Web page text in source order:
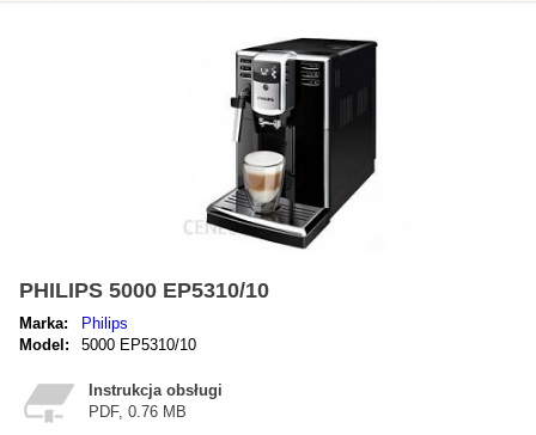
PHILIPS 5000 EP5310/10
Marka:
Philips
Model:
5000 EP5310/10
Instrukcja obsługi
PDF, 0.76 MB